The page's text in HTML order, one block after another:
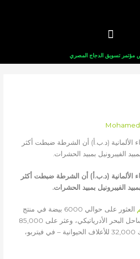
مؤتمر تسويق الدجاج المصري
Mohamed
الألمانية (د.ب.أ) أن الشرطة ضبطت أكثر
الألمانية (د.ب.أ) أن الشرطة ضبطت أكثر
العثور على حوالي 6000 بيضة في منتج
بالقرب من أنكونا، على ساحل البحر الأدرياتيكي، وعثر على 85,000
بيضة مصابة – بما في ذلك 32,000 للأعلاف الحيوانية – في فيتربو،